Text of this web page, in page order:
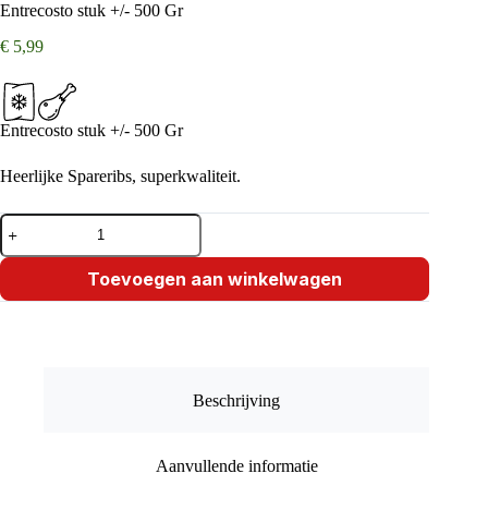
Entrecosto stuk +/- 500 Gr
€ 5,99
Entrecosto stuk +/- 500 Gr
Heerlijke Spareribs, superkwaliteit.
Entrecosto
stuk
+/-
Gr
Toevoegen aan winkelwagen
Beschrijving
Aanvullende informatie